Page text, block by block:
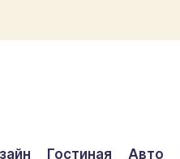
Гостиная Авто